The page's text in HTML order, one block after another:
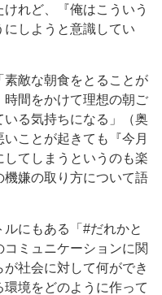
れど、『俺はこういう
にしようと意識してい
敵な朝食をとることが
時間をかけて理想の朝ご
る気持ちになる」（奥
ことが起きても『今月
てしまうというのも楽
嫌の取り方について語
にもある「#だれかと
ミュニケーションに関
社会に対して何ができ
境をどのように作って